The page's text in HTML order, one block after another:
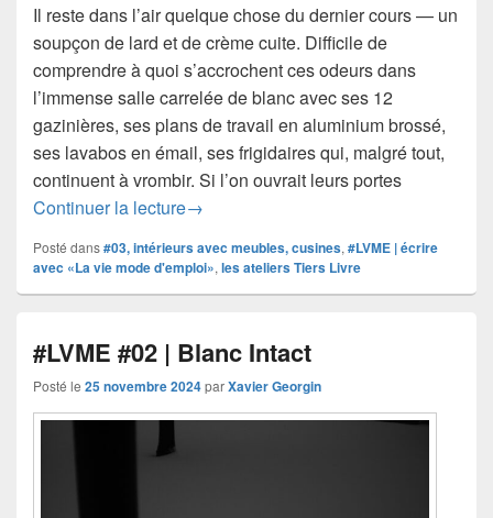
Il reste dans l’air quelque chose du dernier cours — un
soupçon de lard et de crème cuite. Difficile de
comprendre à quoi s’accrochent ces odeurs dans
l’immense salle carrelée de blanc avec ses 12
gazinières, ses plans de travail en aluminium brossé,
ses lavabos en émail, ses frigidaires qui, malgré tout,
continuent à vrombir. Si l’on ouvrait leurs portes
Continuer la lecture#LVME #03 | Résidu volatil des
→
Posté dans#03, intérieurs avec meubles, cusines, #LVME | écrire
avec «La vie mode d'emploi», les ateliers Tiers Livre
#LVME #02 | Blanc Intact
Posté le 25 novembre 2024parXavier Georgin